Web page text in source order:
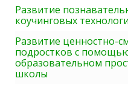
Развитие
коучинговых
Развитие ценностно-
подростков с
образовательном
школы